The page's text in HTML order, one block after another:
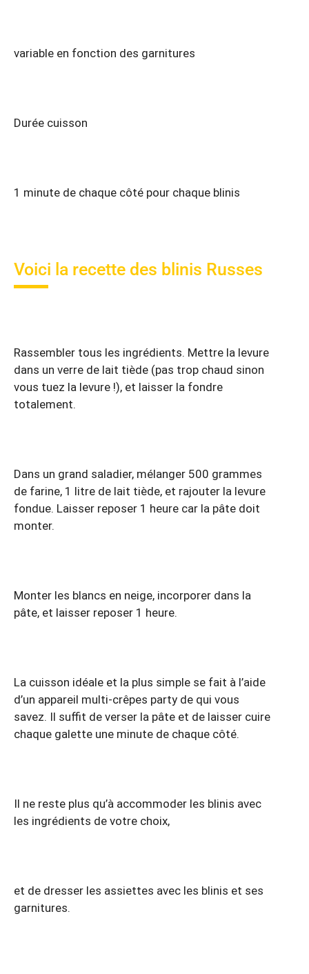
variable en fonction des garnitures
Durée cuisson
1 minute de chaque côté pour chaque blinis
Voici la recette des blinis Russes
Rassembler tous les ingrédients. Mettre la levure
dans un verre de lait tiède (pas trop chaud sinon
vous tuez la levure !), et laisser la fondre
totalement.
Dans un grand saladier, mélanger 500 grammes
de farine, 1 litre de lait tiède, et rajouter la levure
fondue. Laisser reposer 1 heure car la pâte doit
monter.
Monter les blancs en neige, incorporer dans la
pâte, et laisser reposer 1 heure.
La cuisson idéale et la plus simple se fait à l’aide
d’un appareil multi-crêpes party de qui vous
savez. Il suffit de verser la pâte et de laisser cuire
chaque galette une minute de chaque côté.
Il ne reste plus qu’à accommoder les blinis avec
les ingrédients de votre choix,
et de dresser les assiettes avec les blinis et ses
garnitures.